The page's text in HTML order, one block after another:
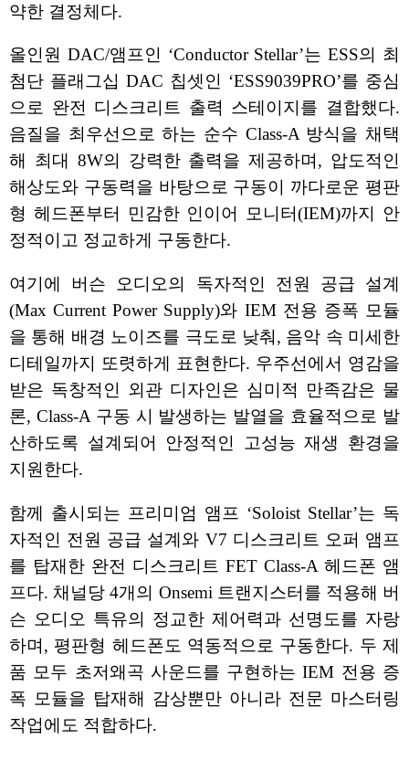
약한 결정체다.
올인원 DAC/앰프인 ‘Conductor Stellar’는 ESS의 최
첨단 플래그십 DAC 칩셋인 ‘ESS9039PRO’를 중심
으로 완전 디스크리트 출력 스테이지를 결합했다.
음질을 최우선으로 하는 순수 Class-A 방식을 채택
해 최대 8W의 강력한 출력을 제공하며, 압도적인
해상도와 구동력을 바탕으로 구동이 까다로운 평판
형 헤드폰부터 민감한 인이어 모니터(IEM)까지 안
정적이고 정교하게 구동한다.
여기에 버슨 오디오의 독자적인 전원 공급 설계
(Max Current Power Supply)와 IEM 전용 증폭 모듈
을 통해 배경 노이즈를 극도로 낮춰, 음악 속 미세한
디테일까지 또렷하게 표현한다. 우주선에서 영감을
받은 독창적인 외관 디자인은 심미적 만족감은 물
론, Class-A 구동 시 발생하는 발열을 효율적으로 발
산하도록 설계되어 안정적인 고성능 재생 환경을
지원한다.
함께 출시되는 프리미엄 앰프 ‘Soloist Stellar’는 독
자적인 전원 공급 설계와 V7 디스크리트 오퍼 앰프
를 탑재한 완전 디스크리트 FET Class-A 헤드폰 앰
프다. 채널당 4개의 Onsemi 트랜지스터를 적용해 버
슨 오디오 특유의 정교한 제어력과 선명도를 자랑
하며, 평판형 헤드폰도 역동적으로 구동한다. 두 제
품 모두 초저왜곡 사운드를 구현하는 IEM 전용 증
폭 모듈을 탑재해 감상뿐만 아니라 전문 마스터링
작업에도 적합하다.